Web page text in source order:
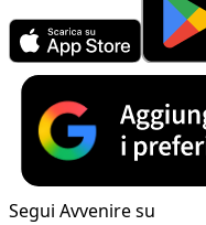
Segui Avvenire su